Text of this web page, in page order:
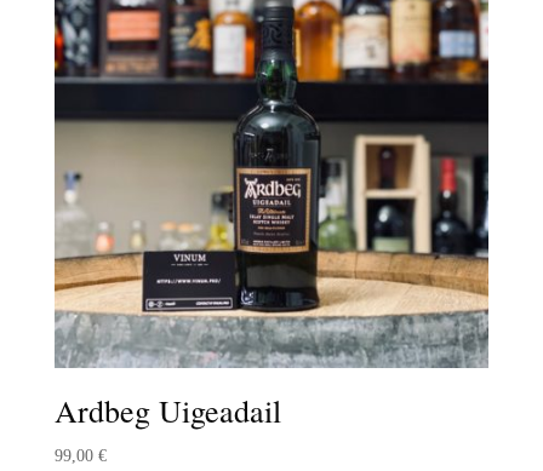
Ardbeg Uigeadail
99,00 €